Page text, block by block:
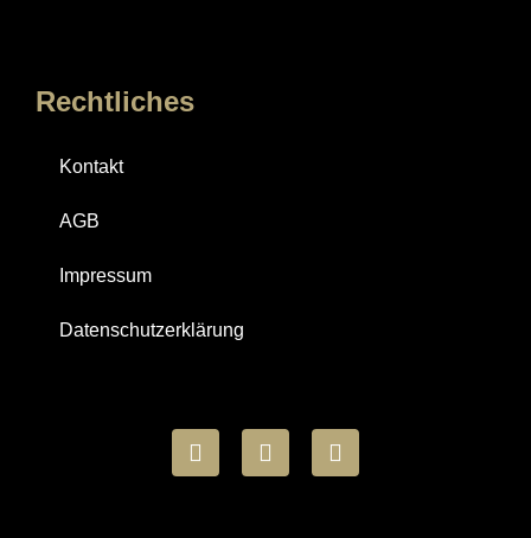
Rechtliches
Kontakt
AGB
Impressum
Datenschutzerklärung